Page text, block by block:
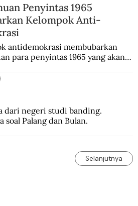
Penyintas 1965
Kelompok Anti-
antidemokrasi membubarkan
para penyintas 1965 yang akan
pemerintah.
dari negeri studi banding.
soal Palang dan Bulan.
Selanjutnya